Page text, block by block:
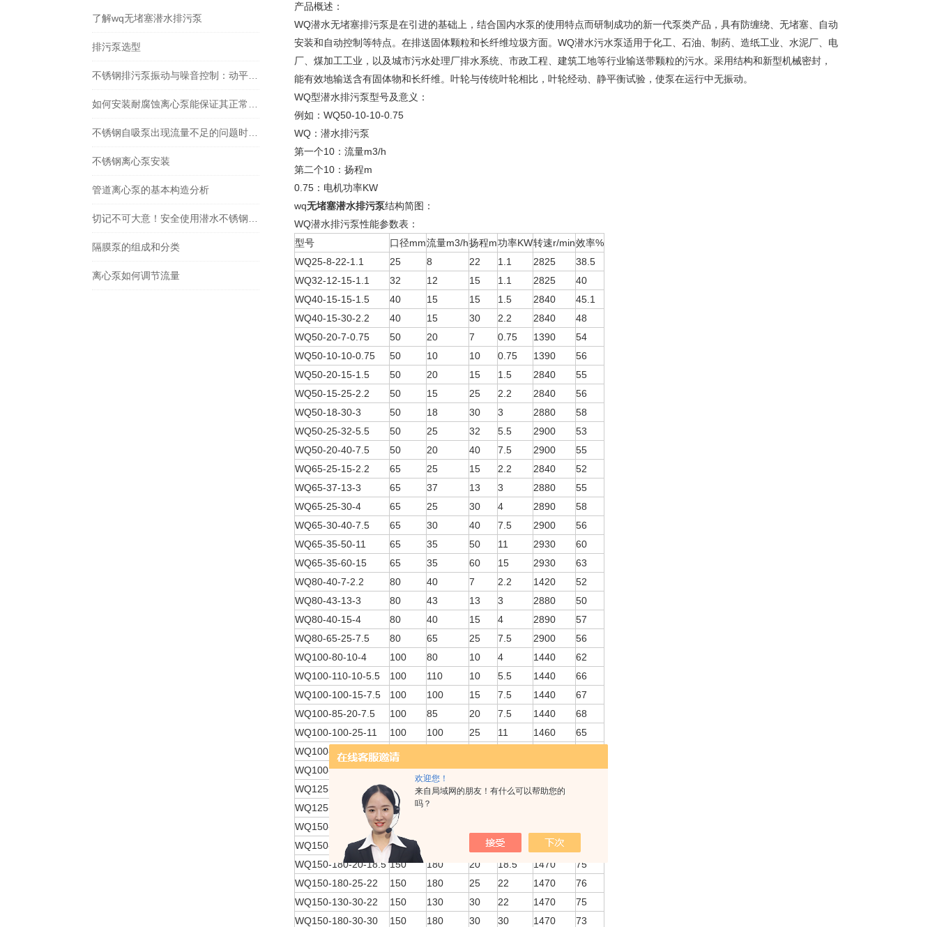
欢迎您！
来自局域网的朋友！有什么可以帮助您的
吗？
了解wq无堵塞潜水排污泵
排污泵选型
不锈钢离心泵安装
管道离心泵的基本构造分析
隔膜泵的组成和分类
离心泵如何调节流量
产品概述：
WQ潜水无堵塞排污泵是在引进的基础上，结合国内水泵的使用特点而研制成功的新一代泵类产品，具有防缠绕、无堵塞、自动
安装和自动控制等特点。在排送固体颗粒和长纤维垃圾方面。WQ潜水污水泵适用于化工、石油、制药、造纸工业、水泥厂、电
厂、煤加工工业，以及城市污水处理厂排水系统、市政工程、建筑工地等行业输送带颗粒的污水。采用结构和新型机械密封，
能有效地输送含有固体物和长纤维。叶轮与传统叶轮相比，叶轮经动、静平衡试验，使泵在运行中无振动。
WQ型潜水排污泵型号及意义：
例如：WQ50-10-10-0.75
WQ：潜水排污泵
第一个10：流量m3/h
第二个10：扬程m
0.75：电机功率KW
wq无堵塞潜水排污泵结构简图：
WQ潜水排污泵性能参数表：
型号
口径mm流量m3/h扬程m功率KW转速r/min效率%
WQ25-8-22-1.1
25 8 22 1.1 2825
38.5
WQ32-12-15-1.1
32 12 15 1.1 2825
40
WQ40-15-15-1.5
40 15 15 1.5 2840
45.1
WQ40-15-30-2.2
40 15 30 2.2 2840
48
WQ50-20-7-0.75
50 20 7 0.75 1390
54
WQ50-10-10-0.75
50 10 10 0.75 1390
56
WQ50-20-15-1.5
50 20 15 1.5 2840
55
WQ50-15-25-2.2
50 15 25 2.2 2840
56
WQ50-18-30-3
50 18 30 3 2880
58
WQ50-25-32-5.5
50 25 32 5.5 2900
53
WQ50-20-40-7.5
50 20 40 7.5 2900
55
WQ65-25-15-2.2
65 25 15 2.2 2840
52
WQ65-37-13-3
65 37 13 3 2880
55
WQ65-25-30-4
65 25 30 4 2890
58
WQ65-30-40-7.5
65 30 40 7.5 2900
56
WQ65-35-50-11
65 35 50 11 2930
60
WQ65-35-60-15
65 35 60 15 2930
63
WQ80-40-7-2.2
80 40 7 2.2 1420
52
WQ80-43-13-3
80 43 13 3 2880
50
WQ80-40-15-4
80 40 15 4 2890
57
WQ80-65-25-7.5
80 65 25 7.5 2900
56
WQ100-80-10-4
100 80 10 4 1440
62
WQ100-110-10-5.5
100 110 10 5.5 1440
66
WQ100-100-15-7.5
100 100 15 7.5 1440
67
WQ100-85-20-7.5
100 85 20 7.5 1440
68
WQ100-100-25-11
100 100 25 11 1460
65
WQ100-100-30-15
100
WQ100-100-35-18.5 100 100 35 18.5 1470
65
WQ125-130-15-11
125 130 15 11 1460
WQ125-130-20-15
125 130
WQ150-145-9-7.5
150
WQ150-180-15-15
150 15 1460
WQ150-180-20-18.5 150 180 20 18.5 1470
75
WQ150-180-25-22
150 180 25 22 1470
76
WQ150-130-30-22
150 130 30 22 1470
75
WQ150-180-30-30
150 180 30 30 1470
73